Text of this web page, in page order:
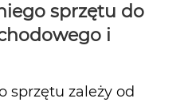
sprzętu do
i
sprzętu zależy od